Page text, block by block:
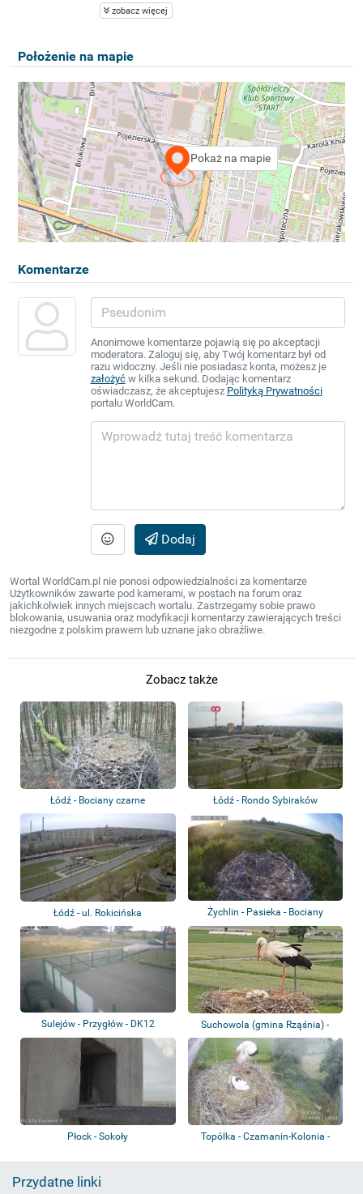
zobacz więcej
Położenie na mapie
Pokaż na mapie
Komentarze
Anonimowe komentarze pojawią się po akceptacji
moderatora. Zaloguj się, aby Twój komentarz był od
razu widoczny. Jeśli nie posiadasz konta, możesz je
założyćw kilka sekund. Dodając komentarz
oświadczasz, że akceptujesz Polityką Prywatności
portalu WorldCam.
Dodaj
Wortal WorldCam.pl nie ponosi odpowiedzialności za komentarze
Użytkowników zawarte pod kamerami, w postach na forum oraz
jakichkolwiek innych miejscach wortalu. Zastrzegamy sobie prawo
blokowania, usuwania oraz modyfikacji komentarzy zawierających treści
niezgodne z polskim prawem lub uznane jako obraźliwe.
Zobacz także
Łódź - Bociany czarne Łódź - Rondo Sybiraków
Łódź - ul. Rokicińska Żychlin - Pasieka - Bociany
Sulejów - Przygłów - DK12
Suchowola (gmina Rząśnia) -
Bociany
Płock - Sokoły
Topólka - Czamanin-Kolonia -
Przydatne linki